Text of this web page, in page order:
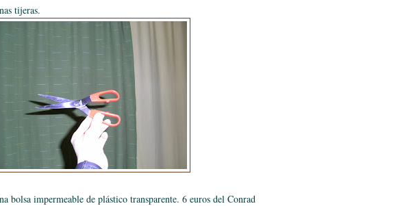
tijeras.
bolsa impermeable de plástico transparente. 6 euros del Conrad